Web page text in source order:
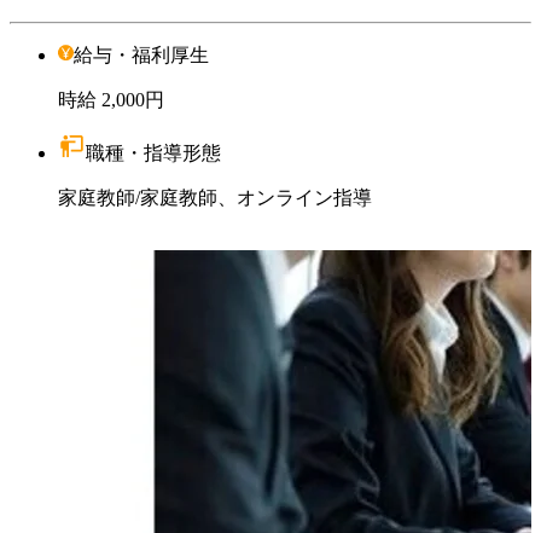
給与・福利厚生
時給 2,000円
職種・指導形態
家庭教師/家庭教師、オンライン指導